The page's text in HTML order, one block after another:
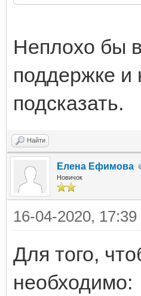
Неплохо бы
поддержке и
подсказать.
Найти
Елена Ефимова
Новичок
16-04-2020, 17:39
Для того,
необходимо: